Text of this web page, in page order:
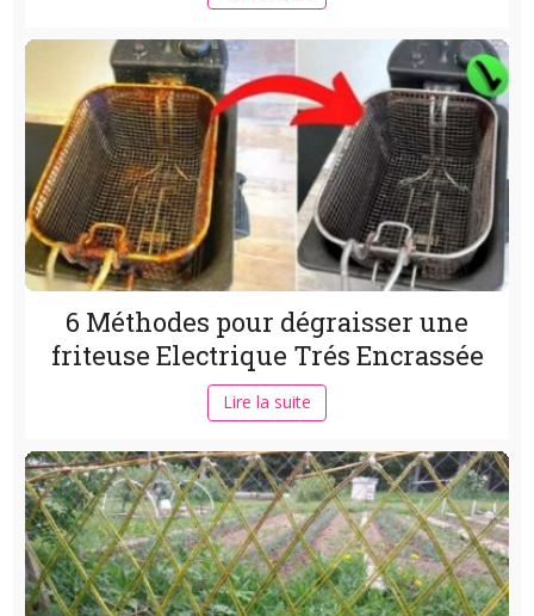
6 Méthodes pour dégraisser une
friteuse Electrique Trés Encrassée
Lire la suite